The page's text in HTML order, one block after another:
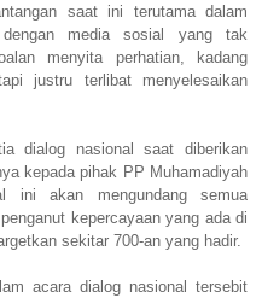
saat ini terutama dalam
media sosial yang tak
menyita perhatian, kadang
justru terlibat menyelesaikan
dialog nasional saat diberikan
kepada pihak PP Muhamadiyah
ini akan mengundang semua
kepercayaan yang ada di
sekitar 700-an yang hadir.
acara dialog nasional tersebit